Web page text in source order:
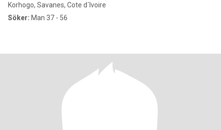
Korhogo, Savanes, Cote d´Ivoire
Söker: Man 37 - 56